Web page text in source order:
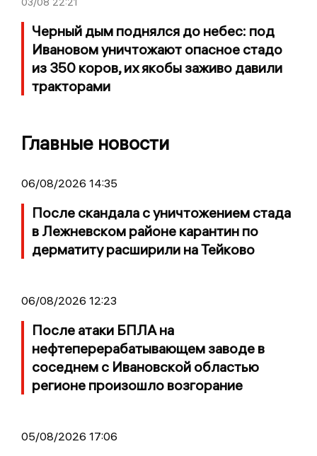
Черный дым поднялся до небес: под
Ивановом уничтожают опасное стадо
из 350 коров, их якобы заживо давили
тракторами
Главные новости
06/08/2026 14:35
После скандала с уничтожением стада
в Лежневском районе карантин по
дерматиту расширили на Тейково
06/08/2026 12:23
После атаки БПЛА на
нефтеперерабатывающем заводе в
соседнем с Ивановской областью
регионе произошло возгорание
05/08/2026 17:06